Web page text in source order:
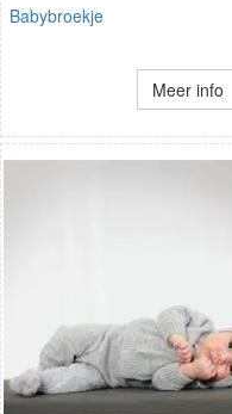
Babybroekje
Meer info